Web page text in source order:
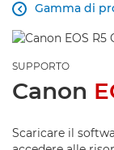
Gamma di

SUPPORTO
Canon
Scaricare il